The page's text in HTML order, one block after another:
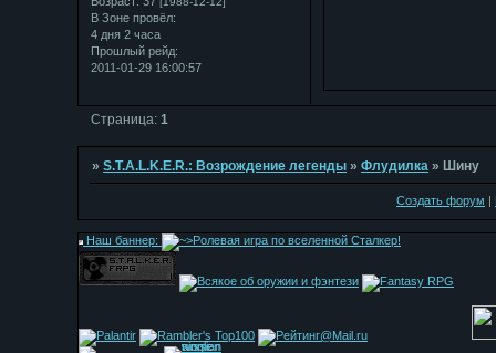
В Зоне провёл:
4 дня 2 часа
Прошлый рейд:
2011-01-29 16:00:57
Страница:1
»S.T.A.L.K.E.R.: Возрождение легенды »Флудилка »Шину
Создать форум
Наш баннер: